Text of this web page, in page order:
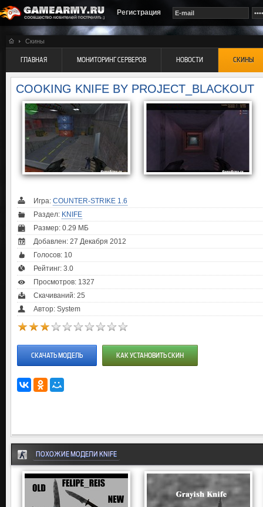
Регистрация
Скины
ГЛАВНАЯ МОНИТОРИНГ СЕРВЕРОВ НОВОСТИ СКИНЫ
COOKING KNIFE BY PROJECT_BLACKOUT
Игра: COUNTER-STRIKE 1.6
Раздел: KNIFE
Размер: 0.29 МБ
Добавлен: 27 Декабря 2012
Голосов: 10
Рейтинг: 3.0
Просмотров: 1327
Скачиваний: 25
Автор: System
СКАЧАТЬ МОДЕЛЬ КАК УСТАНОВИТЬ СКИН
ПОХОЖИЕ МОДЕЛИ KNIFE